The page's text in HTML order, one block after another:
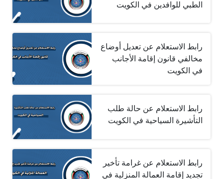
الطبي للوافدين في الكويت
رابط الاستعلام عن تعديل أوضاع
مخالفي قانون إقامة الأجانب
في الكويت
رابط الاستعلام عن حالة طلب
التأشيرة السياحية في الكويت
رابط الاستعلام عن غرامة تأخير
تجديد إقامة العمالة المنزلية في